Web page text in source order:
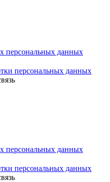
персональных данных
персональных данных
персональных данных
персональных данных